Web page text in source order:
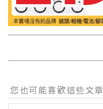
您也可能喜歡這些文章